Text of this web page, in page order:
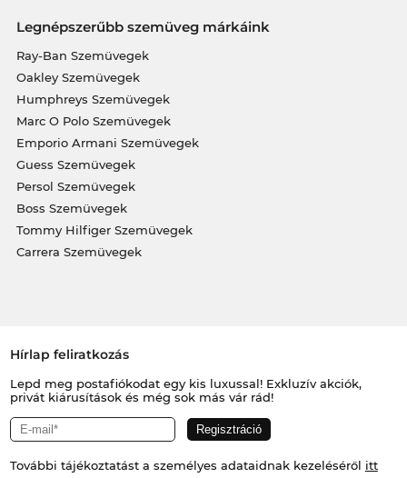
Legnépszerűbb szemüveg márkáink
Ray-Ban Szemüvegek
Oakley Szemüvegek
Humphreys Szemüvegek
Marc O Polo Szemüvegek
Emporio Armani Szemüvegek
Guess Szemüvegek
Persol Szemüvegek
Boss Szemüvegek
Tommy Hilfiger Szemüvegek
Carrera Szemüvegek
Hírlap feliratkozás
Lepd meg postafiókodat egy kis luxussal! Exkluzív akciók,
privát kiárusítások és még sok más vár rád!
További tájékoztatást a személyes adataidnak kezeléséről itt